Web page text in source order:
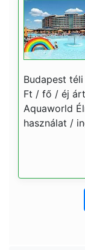
Budapest
Ft / fő / éj
Aquaworld
használat /